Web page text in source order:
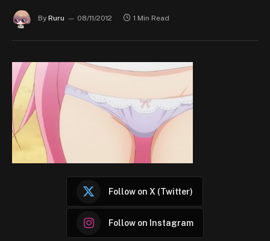
By Ruru 08/11/2012 1 Min Read
Follow on X (Twitter)
Follow on Instagram